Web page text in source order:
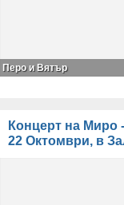
Перо и Вятър
Концерт на Миро
22 Октомври, в